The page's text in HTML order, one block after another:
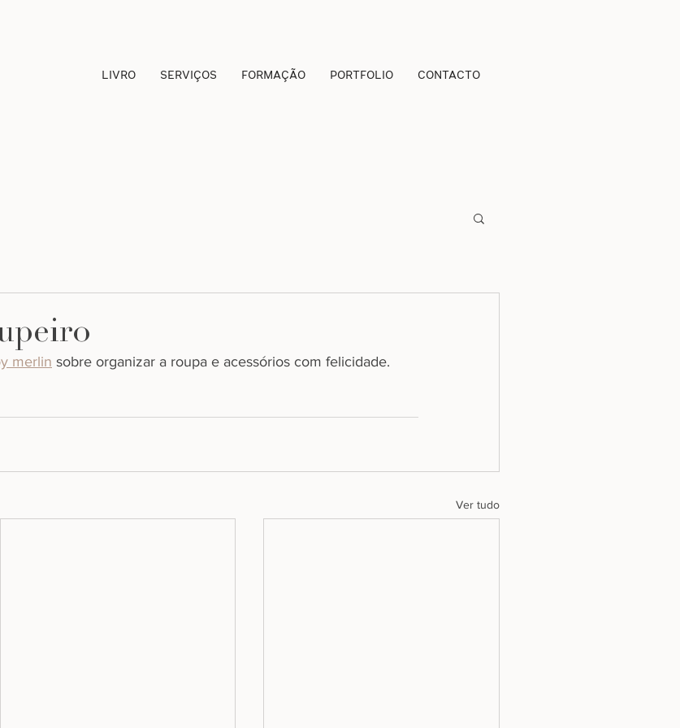
LIVRO SERVIÇOS FORMAÇÃO PORTFOLIO CONTACTO
merlin sobre organizar a roupa e acessórios com felicidade.
Ver tudo